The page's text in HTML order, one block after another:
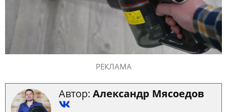
РЕКЛАМА
Автор: Александр Мясоедов